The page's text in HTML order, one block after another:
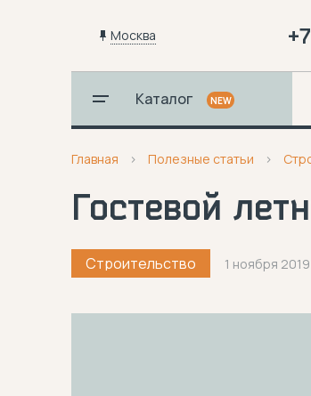
Москва
Каталог NEW
Главная Полезные статьи
Гостевой
Строительство 1 ноября 2019